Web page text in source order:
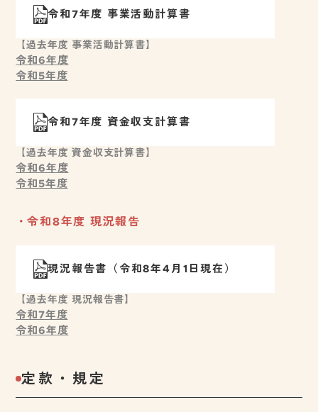
令和7年度 事業活動計算書
【過去年度 事業活動計算書】
令和6年度
令和5年度
令和7年度 資金収支計算書
【過去年度 資金収支計算書】
令和6年度
令和5年度
令和8年度 現況報告
現況報告書（令和8年4月1日現在）
【過去年度 現況報告書】
令和7年度
令和6年度
定款・規定